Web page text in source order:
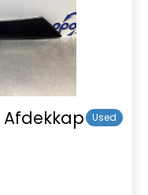
Afdekkap
Used